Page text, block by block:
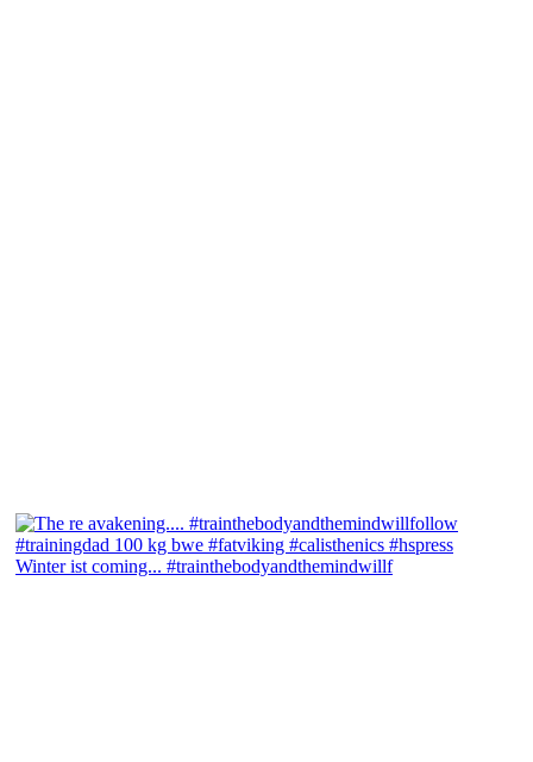
Winter ist coming... #trainthebodyandthemindwillf